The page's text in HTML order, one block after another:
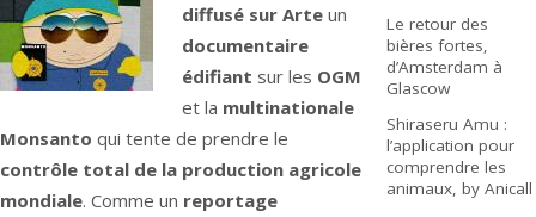
diffusé sur Arte un
documentaire
édifiant sur les OGM
et la multinationale
Monsanto qui tente de prendre le
contrôle total de la production agricole
mondiale. Comme un reportage
Le retour des
bières fortes,
d’Amsterdam à
Glascow
Shiraseru Amu :
l’application pour
comprendre les
animaux, by Anicall